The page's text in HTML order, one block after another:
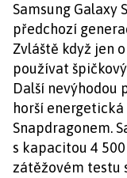
Samsung Galaxy
předchozí
Zvláště když jen
používat
Další nevýhodou
horší
Snapdragonem.
s kapacitou 4
zátěžovém testu